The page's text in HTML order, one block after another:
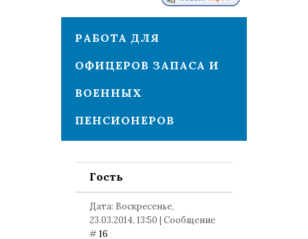
РАБОТА ДЛЯ
ОФИЦЕРОВ ЗАПАСА И
ВОЕННЫХ
ПЕНСИОНЕРОВ
Гость
Дата: Воскресенье,
23.03.2014, 13:50 | Сообщение
#16